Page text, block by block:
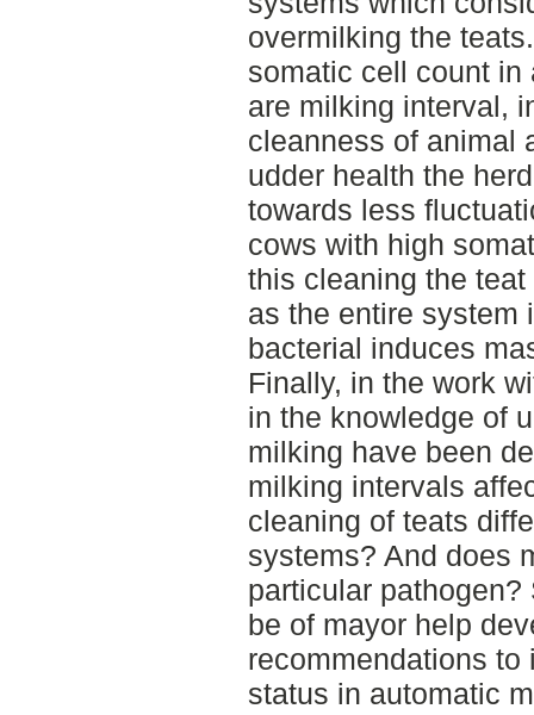
overmilking the
somatic cell count
are milking interval,
cleanness of animal
udder health the
towards less
cows with high
this cleaning the
as the entire system
bacterial induces
Finally, in the work
in the knowledge of
milking have been
milking intervals
cleaning of teats
systems? And does
particular
be of mayor help
recommendations to
status in automatic